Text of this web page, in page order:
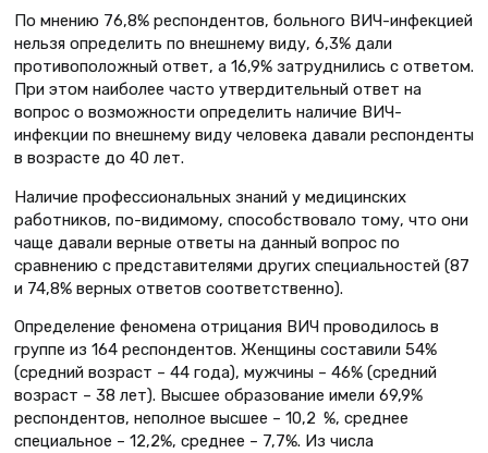
По мнению 76,8% респондентов, больного ВИЧ-инфекцией
нельзя определить по внешнему виду, 6,3% дали
противоположный ответ, а 16,9% затруднились с ответом.
При этом наиболее часто утвердительный ответ на
вопрос о возможности определить наличие ВИЧ-
инфекции по внешнему виду человека давали респонденты
в возрасте до 40 лет.
Наличие профессиональных знаний у медицинских
работников, по-видимому, способствовало тому, что они
чаще давали верные ответы на данный вопрос по
сравнению с представителями других специальностей (87
и 74,8% верных ответов соответственно).
Определение феномена отрицания ВИЧ проводилось в
группе из 164 респондентов. Женщины составили 54%
(средний возраст – 44 года), мужчины – 46% (средний
возраст – 38 лет). Высшее образование имели 69,9%
респондентов, неполное высшее – 10,2 %, среднее
специальное – 12,2%, среднее – 7,7%. Из числа